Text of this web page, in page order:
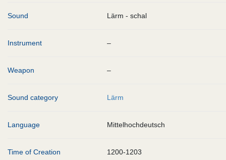
Sound Lärm - schal
Instrument –
Weapon –
Sound category Lärm
Language Mittelhochdeutsch
Time of Creation 1200-1203